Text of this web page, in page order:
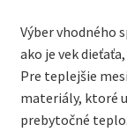
Mantinely
Posteľné
Výber vhodného
ako je vek
Pre teplejšie
materiály, ktoré
prebytočné